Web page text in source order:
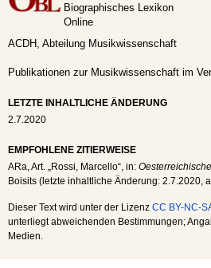
Biographisches Lexikon
Online
ACDH, Abteilung Musikwissenschaft
Publikationen zur Musikwissenschaft im
LETZTE INHALTLICHE ÄNDERUNG
2.7.2020
EMPFOHLENE ZITIERWEISE
ARa , Art. „Rossi, Marcello“, in:
Boisits (letzte inhaltliche Änderung: 2.7.2020 ,
Dieser Text wird unter der Lizenz CC BY-NC-
unterliegt abweichenden Bestimmungen;
Medien.